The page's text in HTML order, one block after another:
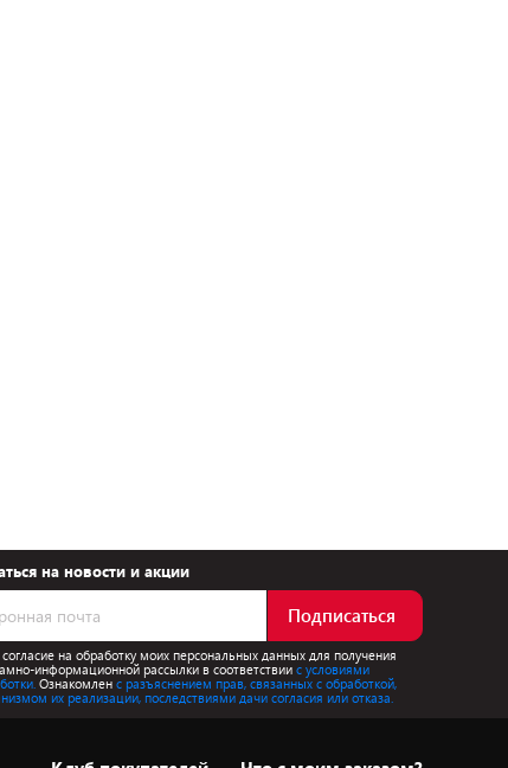
на новости и акции
Подписаться
на обработку моих персональных данных для получения
информационной рассылки в соответствиис условиями
Ознакомлен с разъяснением прав, связанных с обработкой,
их реализации, последствиями дачи согласия или отказа.